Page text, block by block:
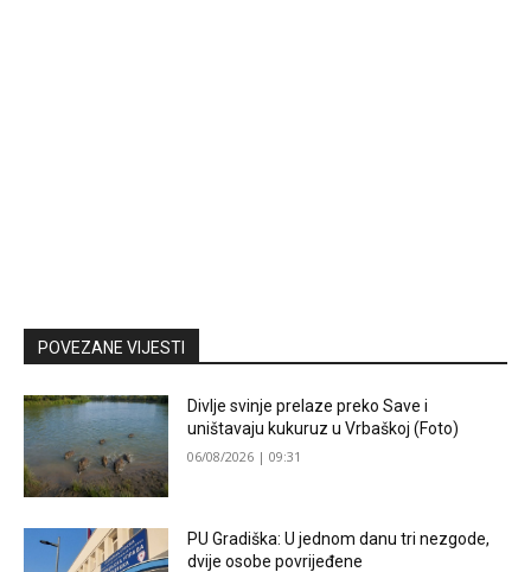
POVEZANE VIJESTI
Divlje svinje prelaze preko Save i
uništavaju kukuruz u Vrbaškoj (Foto)
06/08/2026 | 09:31
PU Gradiška: U jednom danu tri nezgode,
dvije osobe povrijeđene